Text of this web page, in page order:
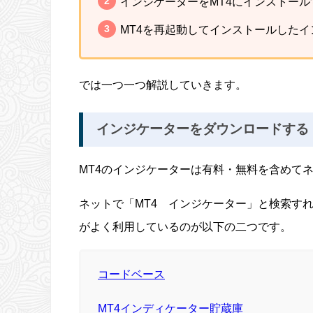
MT4を再起動してインストールした
では一つ一つ解説していきます。
インジケーターをダウンロードする
MT4のインジケーターは有料・無料を含めて
ネットで「MT4 インジケーター」と検索す
がよく利用しているのが以下の二つです。
コードベース
MT4インディケーター貯蔵庫